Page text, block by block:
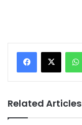
Related Articles